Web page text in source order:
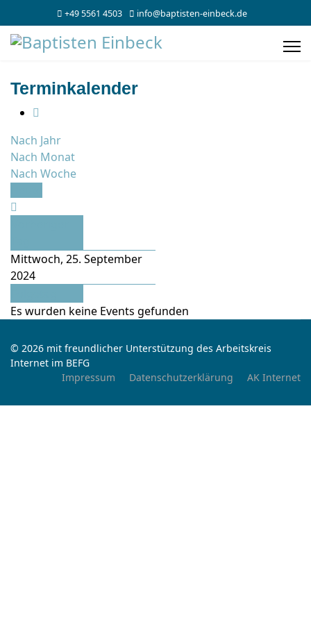
+49 5561 4503 info@baptisten-einbeck.de
Terminkalender
Nach Jahr
Nach Monat
Nach Woche
Mittwoch, 25. September
2024
Es wurden keine Events gefunden
© 2026 mit freundlicher Unterstützung des Arbeitskreis
Internet im BEFG
Impressum
Datenschutzerklärung AK Internet